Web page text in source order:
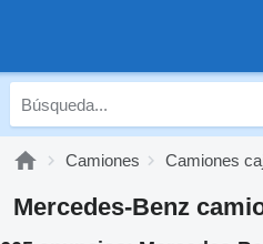
Camiones Camiones
Mercedes-Benz